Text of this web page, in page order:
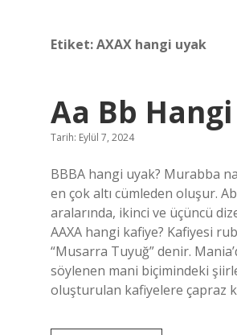
Etiket:AXAX hangi uyak
Aa Bb
Tarih: Eylül 7, 2024
BBBA hangi uyak? Murabba
en çok altı cümleden oluşur.
aralarında, ikinci ve üçüncü
AAXA hangi kafiye? Kafiyesi
“Musarra Tuyuğ” denir.
söylenen mani biçimindeki
oluşturulan kafiyelere çapraz